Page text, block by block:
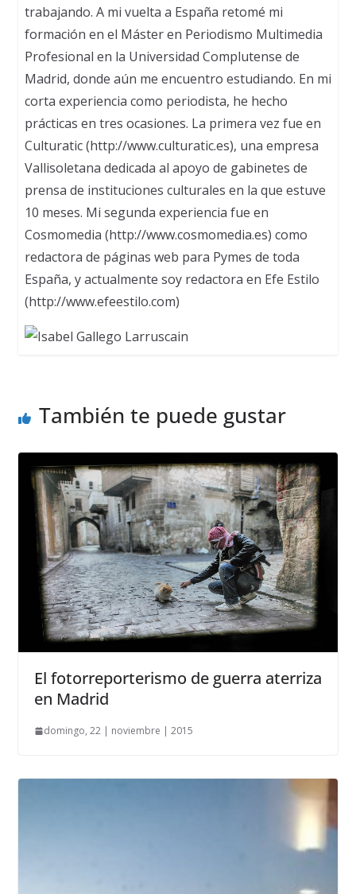
trabajando. A mi vuelta a España retomé mi
formación en el Máster en Periodismo Multimedia
Profesional en la Universidad Complutense de
Madrid, donde aún me encuentro estudiando. En mi
corta experiencia como periodista, he hecho
prácticas en tres ocasiones. La primera vez fue en
Culturatic (http://www.culturatic.es), una empresa
Vallisoletana dedicada al apoyo de gabinetes de
prensa de instituciones culturales en la que estuve
10 meses. Mi segunda experiencia fue en
Cosmomedia (http://www.cosmomedia.es) como
redactora de páginas web para Pymes de toda
España, y actualmente soy redactora en Efe Estilo
(http://www.efeestilo.com)
También te puede gustar
El fotorreporterismo de guerra aterriza
en Madrid
domingo, 22 | noviembre | 2015